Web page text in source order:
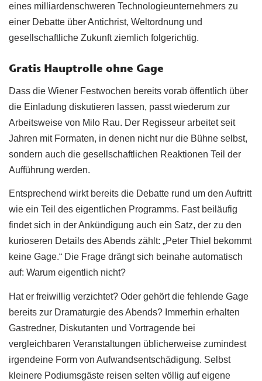
eines milliardenschweren Technologieunternehmers zu
einer Debatte über Antichrist, Weltordnung und
gesellschaftliche Zukunft ziemlich folgerichtig.
Gratis Hauptrolle ohne Gage
Dass die Wiener Festwochen bereits vorab öffentlich über
die Einladung diskutieren lassen, passt wiederum zur
Arbeitsweise von Milo Rau. Der Regisseur arbeitet seit
Jahren mit Formaten, in denen nicht nur die Bühne selbst,
sondern auch die gesellschaftlichen Reaktionen Teil der
Aufführung werden.
Entsprechend wirkt bereits die Debatte rund um den Auftritt
wie ein Teil des eigentlichen Programms. Fast beiläufig
findet sich in der Ankündigung auch ein Satz, der zu den
kurioseren Details des Abends zählt: „Peter Thiel bekommt
keine Gage.“ Die Frage drängt sich beinahe automatisch
auf: Warum eigentlich nicht?
Hat er freiwillig verzichtet? Oder gehört die fehlende Gage
bereits zur Dramaturgie des Abends? Immerhin erhalten
Gastredner, Diskutanten und Vortragende bei
vergleichbaren Veranstaltungen üblicherweise zumindest
irgendeine Form von Aufwandsentschädigung. Selbst
kleinere Podiumsgäste reisen selten völlig auf eigene